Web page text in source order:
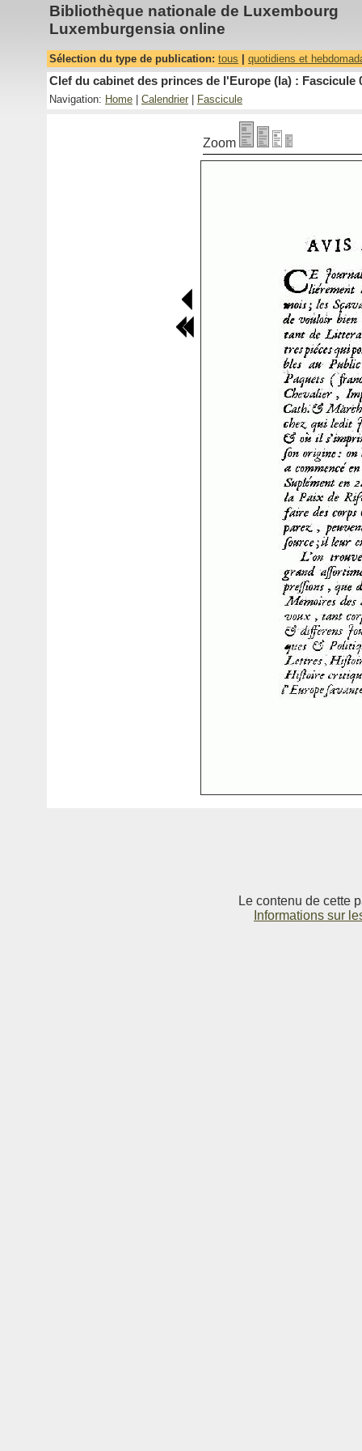
Bibliothèque nationale de Luxembourg
Luxemburgensia online
Sélection du type de publication: tous quotidiens et
Clef du cabinet des princes de l'Europe (la) : Fascicule
Navigation: Home Calendrier Fascicule
Zoom
Le contenu de cette
Informations sur